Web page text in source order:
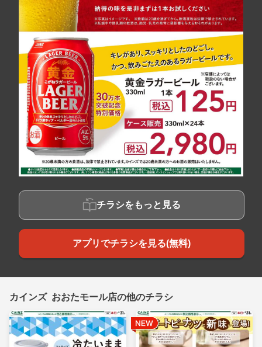
チラシをもっと見る
アプリでチラシを見る(無料)
カインズ おおたモール店の他のチラシ